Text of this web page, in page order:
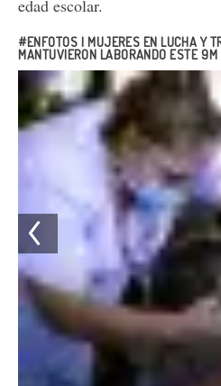
edad escolar.
#ENFOTOS | MUJERES EN LUCHA Y
MANTUVIERON LABORANDO ESTE 9M